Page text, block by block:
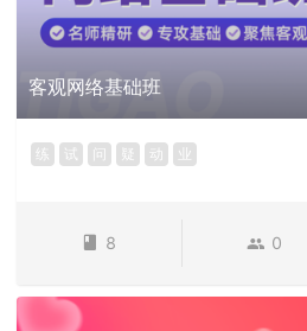
客观网络基础班
练 试 问 疑 动 业
8 0